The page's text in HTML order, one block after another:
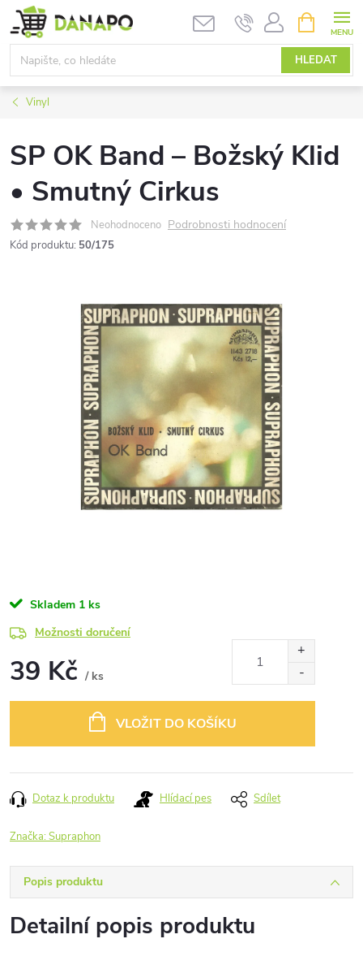
Přejít
na
obsah
HLEDAT
NÁKUPNÍ
KOŠÍK
Vinyl
SP OK Band ‎– Božský Klid
• Smutný Cirkus
Neohodnoceno Podrobnosti hodnocení
Kód produktu: 50/175
Skladem 1 ks
Možnosti doručení
39 Kč / ks
VLOŽIT DO KOŠÍKU
Dotaz k produktu Hlídací pes Sdílet
Značka:Supraphon
Popis produktu
Detailní popis produktu